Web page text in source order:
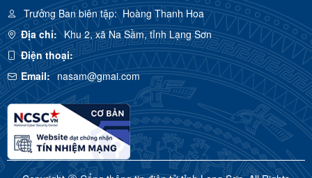
Trưởng Ban biên tập:Hoàng Thanh Hoa
Địa chỉ: Khu 2, xã Na Sầm, tỉnh Lạng Sơn
Điện thoại:
Email: nasam@gmai.com